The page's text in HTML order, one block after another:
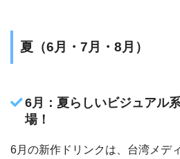
夏（6月・7月・8月）
6月：夏らしいビジュアル
場！
6月の新作ドリンクは、台湾メデ